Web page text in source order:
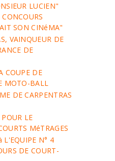
LUCIEN"
SON CINéMA"
VAINQUEUR DE
DE
COUPE DE
MOTO-BALL
DE CARPENTRAS
LE
MéTRAGES
L'EQUIPE N° 4
DE COURT-